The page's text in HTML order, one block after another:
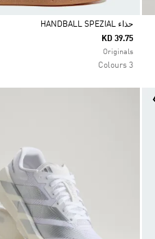
Selected
حذاء HANDBALL SPEZIAL
KD 39.75
Originals
3 Colours